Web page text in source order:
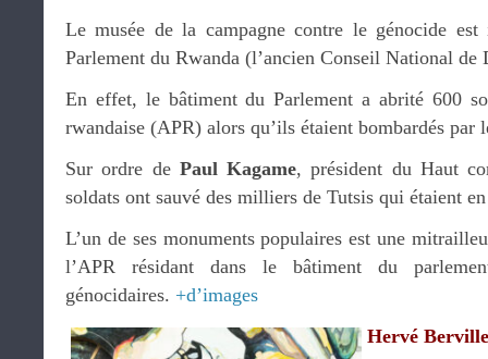
Le musée de la campagne contre le génocide
Parlement du Rwanda (l’ancien Conseil National de
En effet, le bâtiment du Parlement a abrité 600
rwandaise (APR) alors qu’ils étaient bombardés par
Sur ordre de Paul Kagame, président du Haut
soldats ont sauvé des milliers de Tutsis qui étaient
L’un de ses monuments populaires est une
l’APR résidant dans le bâtiment du
génocidaires. +d’images
Hervé Berville